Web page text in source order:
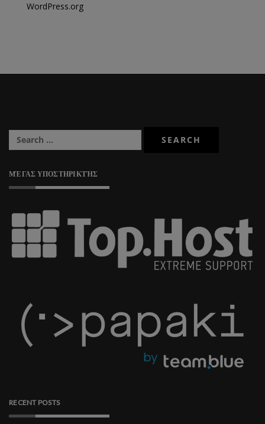
WordPress.org
ΜΈΓΑΣ ΥΠΟΣΤΗΡΙΚΤΉΣ
RECENT POSTS